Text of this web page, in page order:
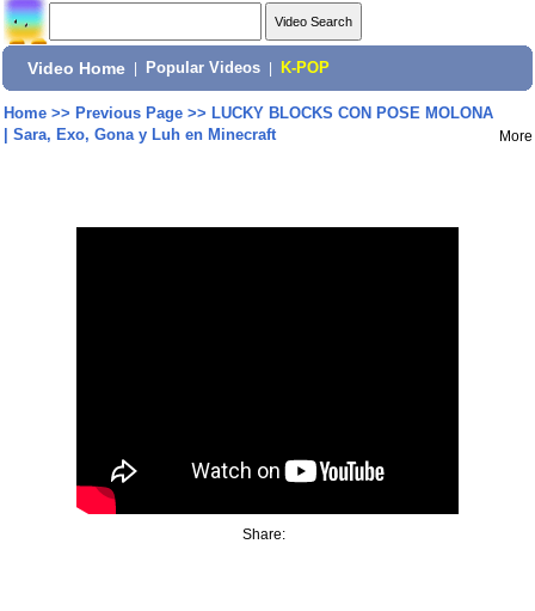
Video Home Popular Videos K-POP
Home>> Previous Page>> LUCKY BLOCKS CON POSE MOLONA
| Sara, Exo, Gona y Luh en Minecraft
More
Share: